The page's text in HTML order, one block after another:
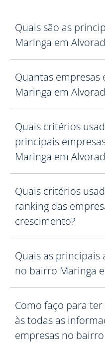
Quais são as
Maringa em
Quantas
Maringa em
Quais critérios
principais
Maringa em
Quais critérios
ranking das
crescimento?
Quais as principais
no bairro Maringa
Como faço para
às todas as
empresas no